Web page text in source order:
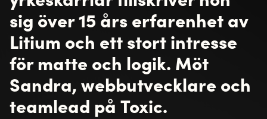
sig över 15 års erfarenhet av
Litium och ett stort intresse
för matte och logik. Möt
Sandra, webbutvecklare och
teamlead på Toxic.